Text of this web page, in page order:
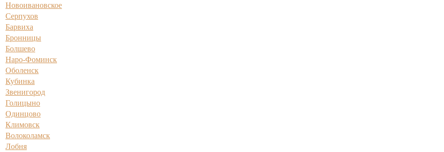
Новоивановское
Серпухов
Барвиха
Бронницы
Болшево
Наро-Фоминск
Оболенск
Кубинка
Звенигород
Голицыно
Одинцово
Климовск
Волоколамск
Лобня